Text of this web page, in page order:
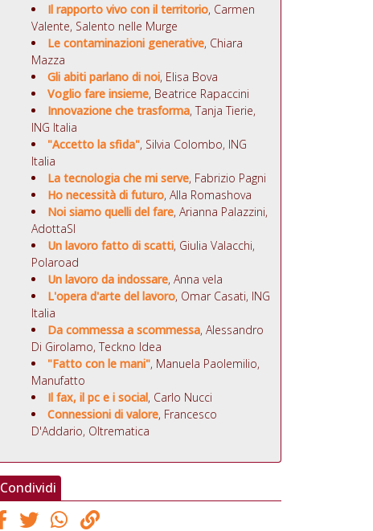
Il rapporto vivo con il territorio, Carmen
Valente, Salento nelle Murge
Le contaminazioni generative, Chiara
Mazza
Gli abiti parlano di noi, Elisa Bova
Voglio fare insieme, Beatrice Rapaccini
Innovazione che trasforma, Tanja Tierie,
ING Italia
"Accetto la sfida", Silvia Colombo, ING
Italia
La tecnologia che mi serve, Fabrizio Pagni
Ho necessità di futuro, Alla Romashova
Noi siamo quelli del fare, Arianna Palazzini,
AdottaSI
Un lavoro fatto di scatti, Giulia Valacchi,
Polaroad
Un lavoro da indossare, Anna vela
L'opera d'arte del lavoro, Omar Casati, ING
Italia
Da commessa a scommessa, Alessandro
Di Girolamo, Teckno Idea
"Fatto con le mani", Manuela Paolemilio,
Manufatto
Il fax, il pc e i social, Carlo Nucci
Connessioni di valore, Francesco
D'Addario, Oltrematica
Condividi